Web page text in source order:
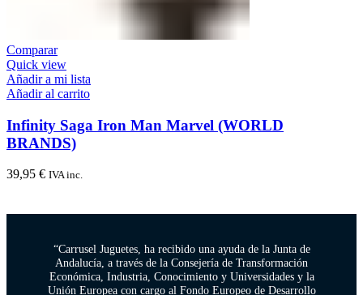
Comparar
Quick view
Añadir a mi lista
Añadir al carrito
Infinity Saga Iron Man Marvel (WORLD
BRANDS)
39,95 € IVA inc.
“Carrusel Juguetes, ha recibido una ayuda de la Junta de
Andalucía, a través de la Consejería de Transformación
Económica, Industria, Conocimiento y Universidades y la
Unión Europea con cargo al Fondo Europeo de Desarrollo